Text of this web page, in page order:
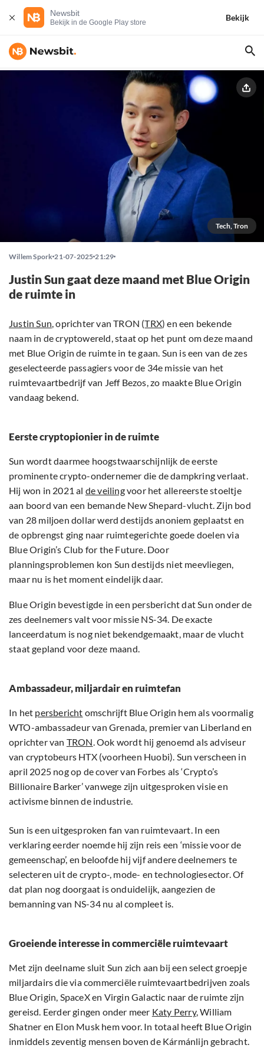
Newsbit
Bekijk in de Google Play store
Bekijk
Tech, Tron
Willem Spork 21-07-2025 21:29
Justin Sun gaat deze maand met Blue Origin
de ruimte in
Justin Sun, oprichter van TRON (TRX) en een bekende
naam in de cryptowereld, staat op het punt om deze maand
met Blue Origin de ruimte in te gaan. Sun is een van de zes
geselecteerde passagiers voor de 34e missie van het
ruimtevaartbedrijf van Jeff Bezos, zo maakte Blue Origin
vandaag bekend.
Eerste cryptopionier in de ruimte
Sun wordt daarmee hoogstwaarschijnlijk de eerste
prominente crypto-ondernemer die de dampkring verlaat.
Hij won in 2021 al de veilingvoor het allereerste stoeltje
aan boord van een bemande New Shepard-vlucht. Zijn bod
van 28 miljoen dollar werd destijds anoniem geplaatst en
de opbrengst ging naar ruimtegerichte goede doelen via
Blue Origin’s Club for the Future. Door
planningsproblemen kon Sun destijds niet meevliegen,
maar nu is het moment eindelijk daar.
Blue Origin bevestigde in een persbericht dat Sun onder de
zes deelnemers valt voor missie NS-34. De exacte
lanceerdatum is nog niet bekendgemaakt, maar de vlucht
staat gepland voor deze maand.
Ambassadeur, miljardair en ruimtefan
In het persbericht omschrijft Blue Origin hem als voormalig
WTO-ambassadeur van Grenada, premier van Liberland en
oprichter van TRON. Ook wordt hij genoemd als adviseur
van cryptobeurs HTX (voorheen Huobi). Sun verscheen in
april 2025 nog op de cover van Forbes als ‘Crypto’s
Billionaire Barker’ vanwege zijn uitgesproken visie en
activisme binnen de industrie.
Sun is een uitgesproken fan van ruimtevaart. In een
verklaring eerder noemde hij zijn reis een ‘missie voor de
gemeenschap’, en beloofde hij vijf andere deelnemers te
selecteren uit de crypto-, mode- en technologiesector. Of
dat plan nog doorgaat is onduidelijk, aangezien de
bemanning van NS-34 nu al compleet is.
Groeiende interesse in commerciële ruimtevaart
Met zijn deelname sluit Sun zich aan bij een select groepje
miljardairs die via commerciële ruimtevaartbedrijven zoals
Blue Origin, SpaceX en Virgin Galactic naar de ruimte zijn
gereisd. Eerder gingen onder meer Katy Perry, William
Shatner en Elon Musk hem voor. In totaal heeft Blue Origin
inmiddels zeventig mensen boven de Kármánlijn gebracht.